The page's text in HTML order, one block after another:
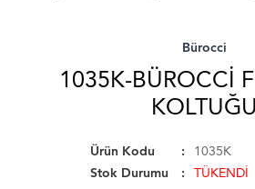
Bürocci
1035K-BÜROCCI
KOLTUĞU
Ürün Kodu
1035K
Stok Durumu
TÜKENDİ